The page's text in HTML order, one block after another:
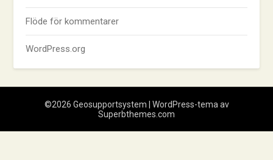
Flöde för kommentarer
WordPress.org
©2026 Geosupportsystem | WordPress-tema av
Superbthemes.com